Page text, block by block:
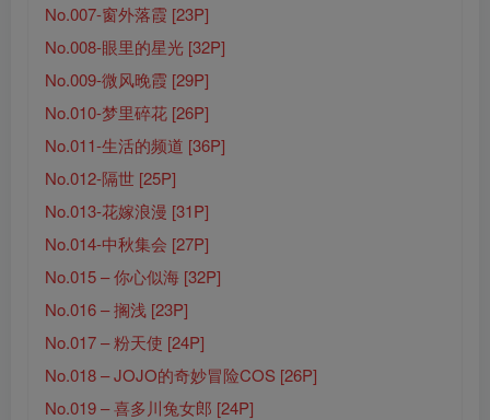
No.007-窗外落霞 [23P]
No.008-眼里的星光 [32P]
No.009-微风晚霞 [29P]
No.010-梦里碎花 [26P]
No.011-生活的频道 [36P]
No.012-隔世 [25P]
No.013-花嫁浪漫 [31P]
No.014-中秋集会 [27P]
No.015 – 你心似海 [32P]
No.016 – 搁浅 [23P]
No.017 – 粉天使 [24P]
No.018 – JOJO的奇妙冒险COS [26P]
No.019 – 喜多川兔女郎 [24P]